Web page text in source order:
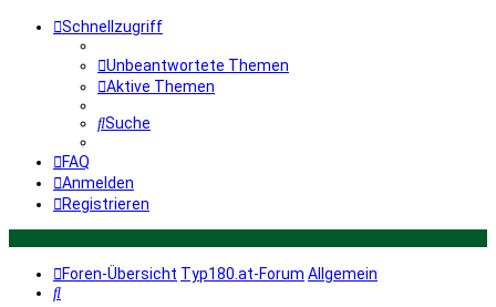
Schnellzugriff
Unbeantwortete Themen
Aktive Themen
Suche
FAQ
Anmelden
Registrieren
Foren-Übersicht Typ180.at-Forum Allgemein
Suche